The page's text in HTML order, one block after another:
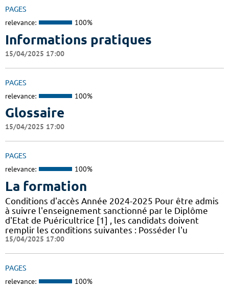
PAGES
relevance: 100%
Informations pratiques
15/04/2025 17:00
PAGES
relevance: 100%
Glossaire
15/04/2025 17:00
PAGES
relevance: 100%
La formation
Conditions d'accès Année 2024-2025 Pour être admis
à suivre l'enseignement sanctionné par le Diplôme
d'Etat de Puéricultrice [1] , les candidats doivent
remplir les conditions suivantes : Posséder l'u
15/04/2025 17:00
PAGES
relevance: 100%